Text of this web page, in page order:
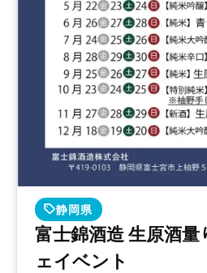
静岡県
富士錦酒造 生原酒
ェイベント